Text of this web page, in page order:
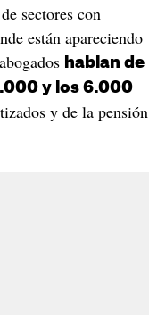
sectores con
están apareciendo
hablan de
y los 6.000
y de la pensión